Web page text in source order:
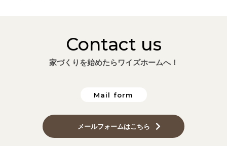
Contact us
家づくりを始めたらワイズホームへ！
Mail form
メールフォームはこちら